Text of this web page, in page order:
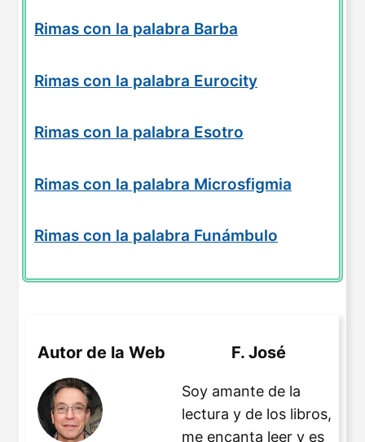
Rimas con la palabra Barba
Rimas con la palabra Eurocity
Rimas con la palabra Esotro
Rimas con la palabra Microsfigmia
Rimas con la palabra Funámbulo
Autor de la Web F. José
Soy amante de la
lectura y de los libros,
me encanta leer y es